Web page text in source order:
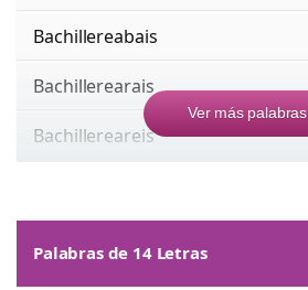
Bachillereabais
Bachillerearais
Bachillereareis
Ver más palabras
Palabras de 14 Letras